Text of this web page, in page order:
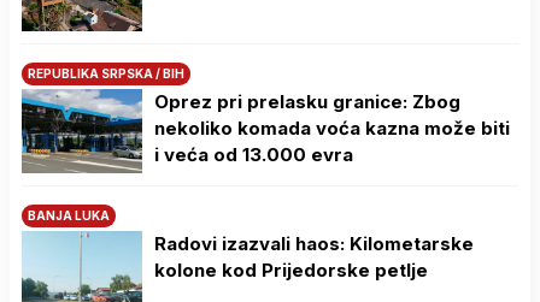
REPUBLIKA SRPSKA / BIH
Oprez pri prelasku granice: Zbog
nekoliko komada voća kazna može biti
i veća od 13.000 evra
BANJA LUKA
Radovi izazvali haos: Kilometarske
kolone kod Prijedorske petlje